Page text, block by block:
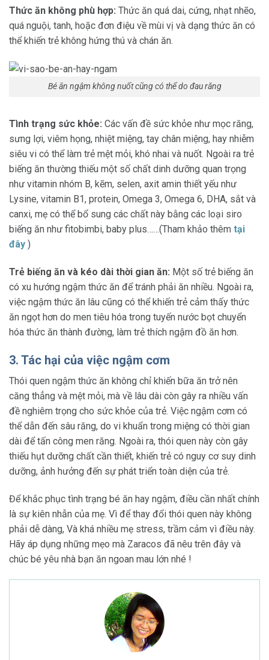
Thức ăn không phù hợp: Thức ăn quá dai, cứng, nhạt nhẽo,
quá nguội, tanh, hoặc đơn điệu về mùi vị và dạng thức ăn có
thể khiến trẻ không hứng thú và chán ăn.
Bé ăn ngậm không nuốt cũng có thể do đau răng
Tình trạng sức khỏe: Các vấn đề sức khỏe như mọc răng,
sưng lợi, viêm họng, nhiệt miệng, tay chân miệng, hay nhiễm
siêu vi có thể làm trẻ mệt mỏi, khó nhai và nuốt. Ngoài ra trẻ
biếng ăn thường thiếu một số chất dinh dưỡng quan trọng
như vitamin nhóm B, kẽm, selen, axit amin thiết yếu như
Lysine, vitamin B1, protein, Omega 3, Omega 6, DHA, sắt và
canxi, mẹ có thể bổ sung các chất này bằng các loại siro
biếng ăn như fitobimbi, baby plus……(Tham khảo thêm tại
đây )
Trẻ biếng ăn và kéo dài thời gian ăn: Một số trẻ biếng ăn
có xu hướng ngậm thức ăn để tránh phải ăn nhiều. Ngoài ra,
việc ngậm thức ăn lâu cũng có thể khiến trẻ cảm thấy thức
ăn ngọt hơn do men tiêu hóa trong tuyến nước bọt chuyển
hóa thức ăn thành đường, làm trẻ thích ngậm đồ ăn hơn.
3. Tác hại của việc ngậm cơm
Thói quen ngậm thức ăn không chỉ khiến bữa ăn trở nên
căng thẳng và mệt mỏi, mà về lâu dài còn gây ra nhiều vấn
đề nghiêm trọng cho sức khỏe của trẻ. Việc ngậm cơm có
thể dẫn đến sâu răng, do vi khuẩn trong miệng có thời gian
dài để tấn công men răng. Ngoài ra, thói quen này còn gây
thiếu hụt dưỡng chất cần thiết, khiến trẻ có nguy cơ suy dinh
dưỡng, ảnh hưởng đến sự phát triển toàn diện của trẻ.
Để khắc phục tình trạng bé ăn hay ngậm, điều cần nhất chính
là sự kiên nhẫn của mẹ. Vì để thay đổi thói quen này không
phải dễ dàng, Và khá nhiều mẹ stress, trầm cảm vì điều này.
Hãy áp dụng những mẹo mà Zaracos đã nêu trên đây và
chúc bé yêu nhà bạn ăn ngoan mau lớn nhé !